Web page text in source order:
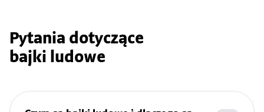
Pytania dotyczące
bajki ludowe